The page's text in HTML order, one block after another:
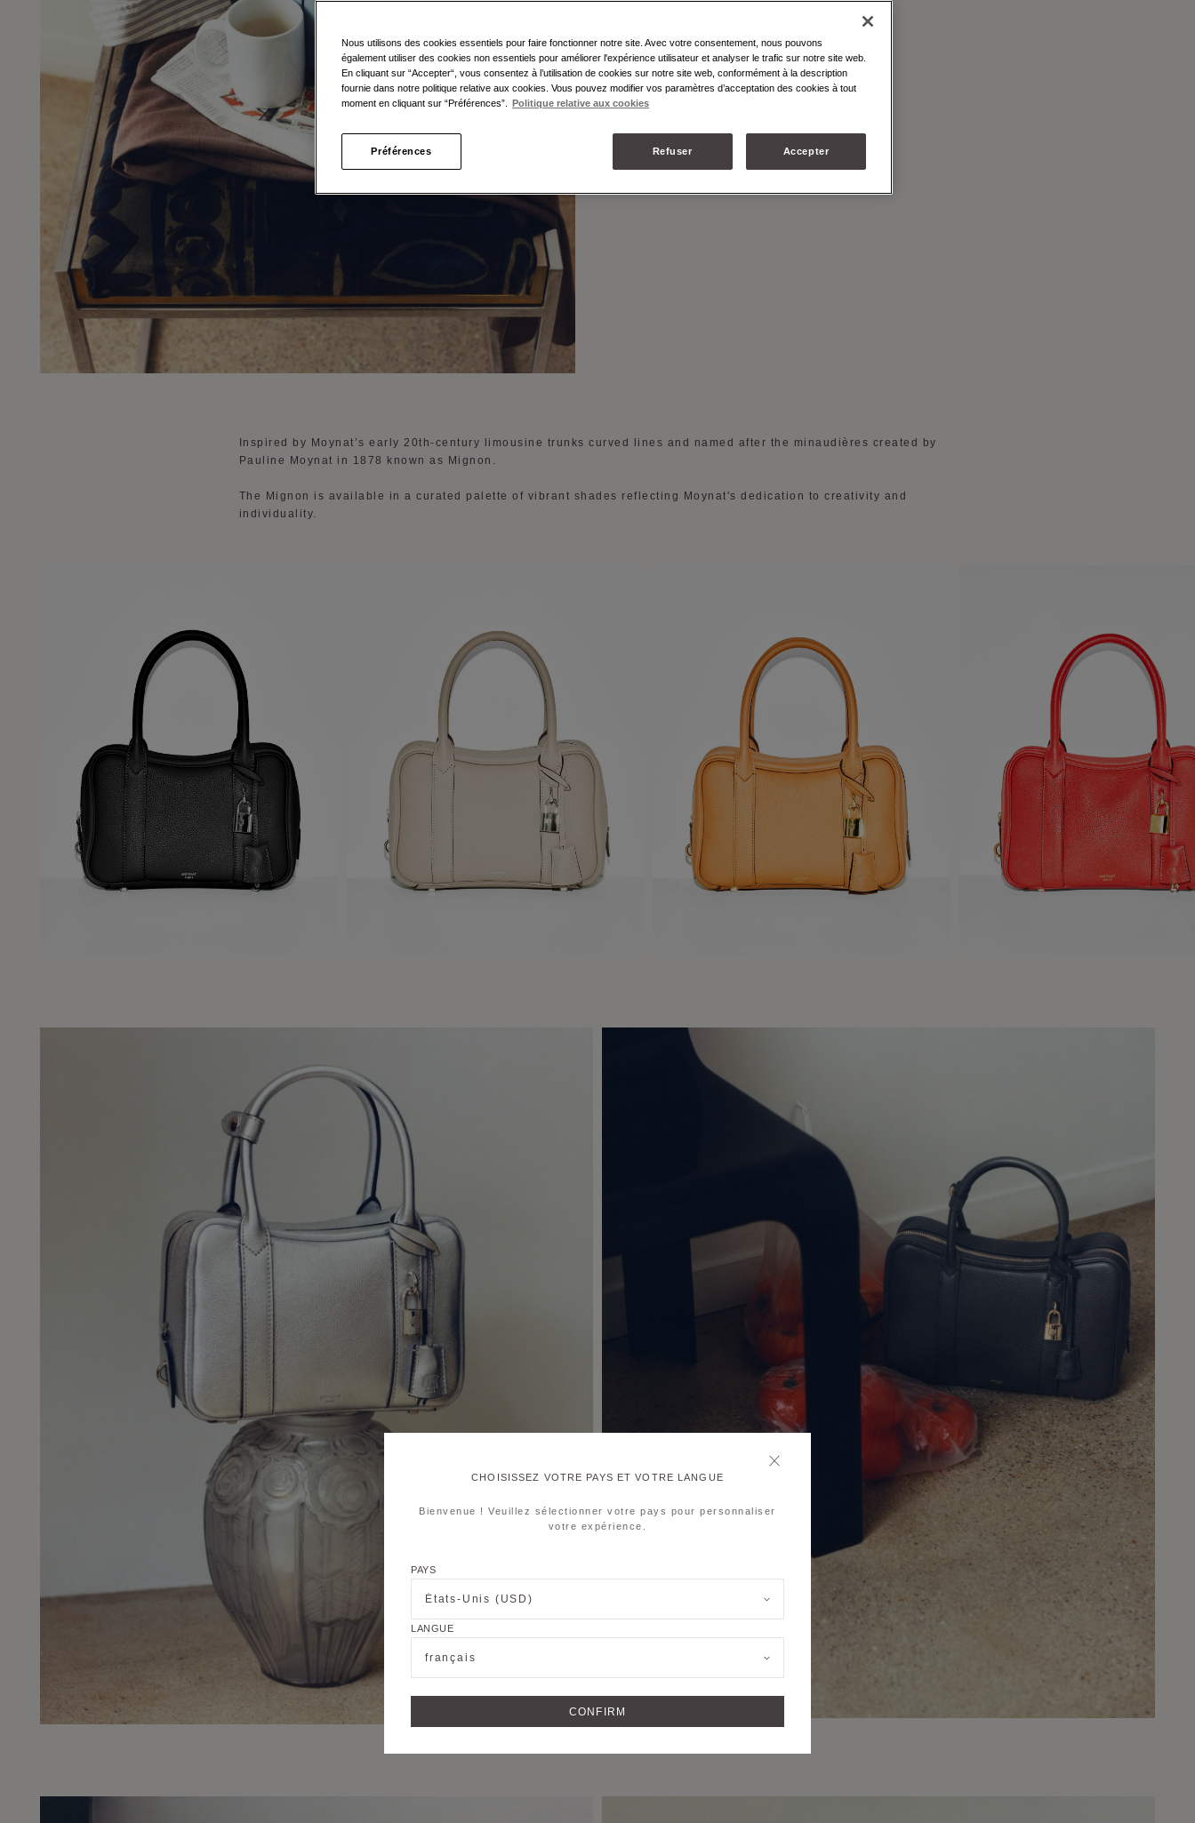
MIGNON
Inspired by Moynat’s early 20th-century limousine trunks curved lines and named after the minaudières created by
Pauline Moynat in 1878 known as Mignon.
The Mignon is available in a curated palette of vibrant shades reflecting Moynat's dedication to creativity and
individuality.
CHOISISSEZ VOTRE PAYS ET VOTRE LANGUE
Bienvenue ! Veuillez sélectionner votre pays pour personnaliser
votre expérience.
PAYS
États-Unis (USD)
LANGUE
français
CONFIRM
Nous utilisons des cookies essentiels pour faire fonctionner notre site. Avec votre consentement, nous pouvons
également utiliser des cookies non essentiels pour améliorer l'expérience utilisateur et analyser le trafic sur notre site web.
En cliquant sur “Accepter“, vous consentez à l’utilisation de cookies sur notre site web, conformément à la description
fournie dans notre politique relative aux cookies. Vous pouvez modifier vos paramètres d’acceptation des cookies à tout
moment en cliquant sur “Préférences”.
Politique relative aux cookies
Préférences Refuser Accepter